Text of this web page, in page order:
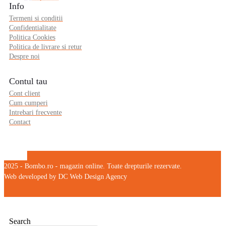
Info
Termeni si conditii
Confidentialitate
Politica Cookies
Politica de livrare si retur
Despre noi
Contul tau
Cont client
Cum cumperi
Intrebari frecvente
Contact
2025 - Bombo.ro - magazin online. Toate drepturile rezervate.
Web developed by DC Web Design Agency
Search